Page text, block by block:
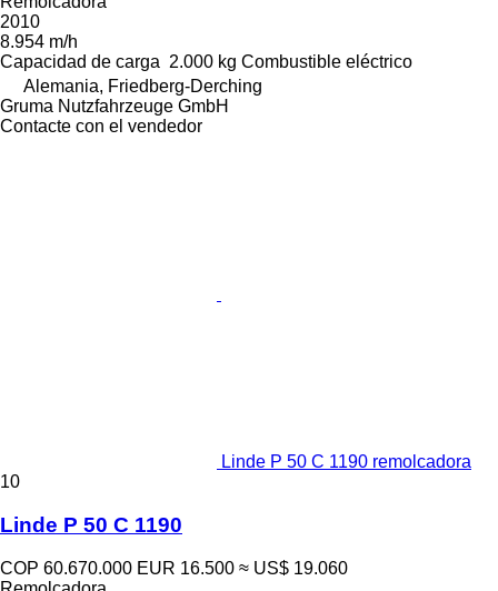
2010
8.954 m/h
Capacidad de carga 2.000 kg Combustible eléctrico
Alemania, Friedberg-Derching
Gruma Nutzfahrzeuge GmbH
Contacte con el vendedor
Linde P 50 C 1190 remolcadora
10
Linde P 50 C 1190
COP 60.670.000 EUR 16.500 ≈ US$ 19.060